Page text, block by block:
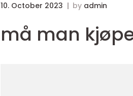
10. October 2023 by admin
må man